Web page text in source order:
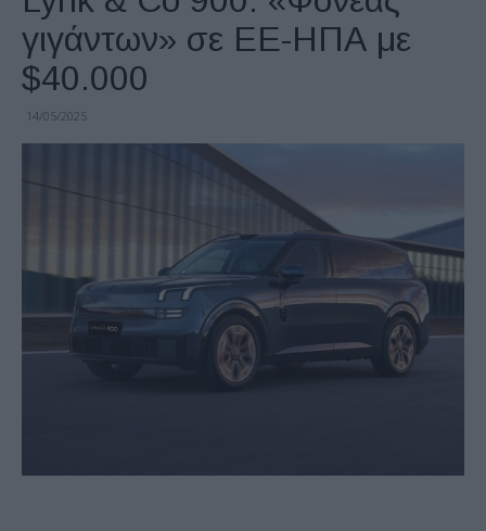
γιγάντων» σε ΕΕ-ΗΠΑ με
$40.000
14/05/2025